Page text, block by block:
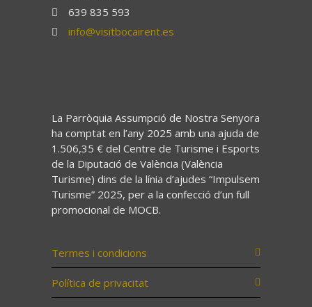
639 835 593
info@visitbocairent.es
La Parròquia Assumpció de Nostra Senyora
ha comptat en l’any 2025 amb una ajuda de
1.506,35 € del Centre de Turisme i Esports
de la Diputació de València (València
Turisme) dins de la línia d’ajudes “Impulsem
Turisme” 2025, per a la confecció d’un full
promocional de MOCB.
Termes i condicions
Política de privacitat